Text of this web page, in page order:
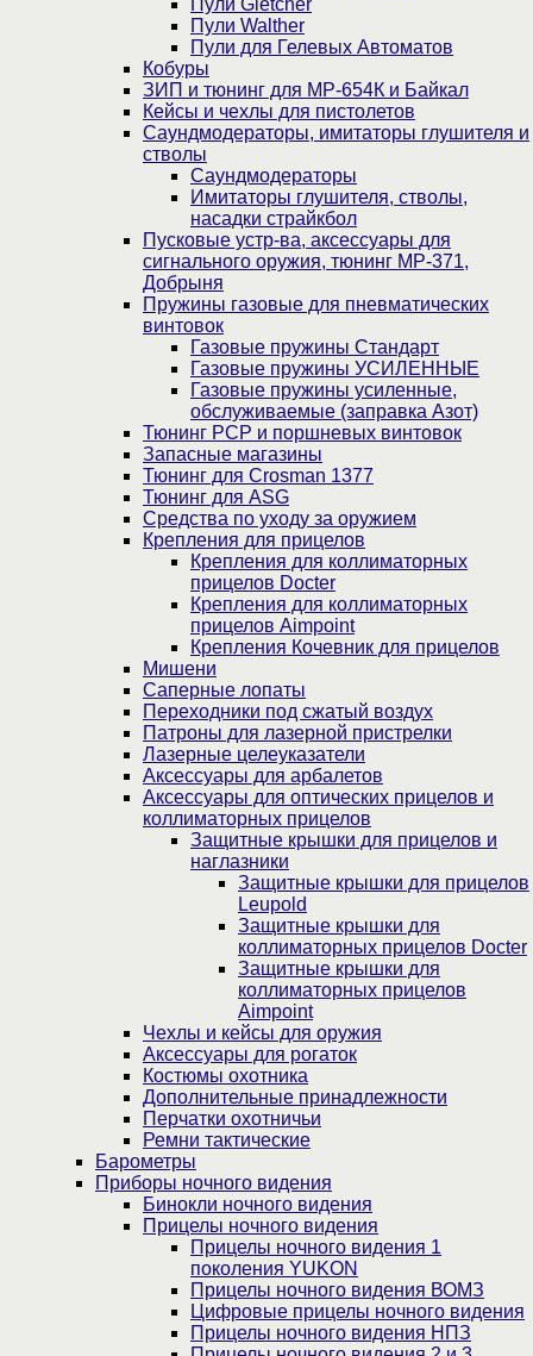
Пули Gletcher
Пули Walther
Пули для Гелевых Автоматов
Кобуры
ЗИП и тюнинг для МР-654К и Байкал
Кейсы и чехлы для пистолетов
Саундмодераторы, имитаторы глушителя и
стволы
Саундмодераторы
Имитаторы глушителя, стволы,
насадки страйкбол
Пусковые устр-ва, аксессуары для
сигнального оружия, тюнинг МР-371,
Добрыня
Пружины газовые для пневматических
винтовок
Газовые пружины Стандарт
Газовые пружины УСИЛЕННЫЕ
Газовые пружины усиленные,
обслуживаемые (заправка Азот)
Тюнинг PCP и поршневых винтовок
Запасные магазины
Тюнинг для Crosman 1377
Тюнинг для ASG
Средства по уходу за оружием
Крепления для прицелов
Крепления для коллиматорных
прицелов Docter
Крепления для коллиматорных
прицелов Aimpoint
Крепления Кочевник для прицелов
Мишени
Саперные лопаты
Переходники под сжатый воздух
Патроны для лазерной пристрелки
Лазерные целеуказатели
Аксессуары для арбалетов
Аксессуары для оптических прицелов и
коллиматорных прицелов
Защитные крышки для прицелов и
наглазники
Защитные крышки для прицелов
Leupold
Защитные крышки для
коллиматорных прицелов Docter
Защитные крышки для
коллиматорных прицелов
Aimpoint
Чехлы и кейсы для оружия
Аксессуары для рогаток
Костюмы охотника
Дополнительные принадлежности
Перчатки охотничьи
Ремни тактические
Барометры
Приборы ночного видения
Бинокли ночного видения
Прицелы ночного видения
Прицелы ночного видения 1
поколения YUKON
Прицелы ночного видения ВОМЗ
Цифровые прицелы ночного видения
Прицелы ночного видения НПЗ